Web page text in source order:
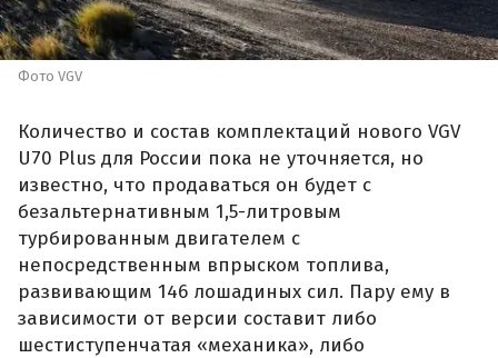
Фото VGV
Количество и состав комплектаций нового VGV
U70 Plus для России пока не уточняется, но
известно, что продаваться он будет с
безальтернативным 1,5-литровым
турбированным двигателем с
непосредственным впрыском топлива,
развивающим 146 лошадиных сил. Пару ему в
зависимости от версии составит либо
шестиступенчатая «механика», либо